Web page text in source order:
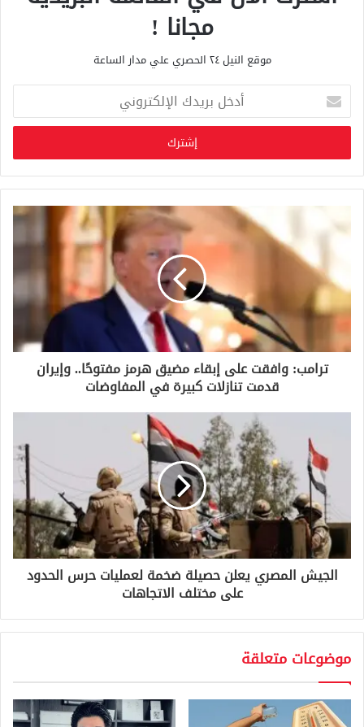
مجانا !
موقع النيل ٢٤ الحصري علي مدار الساعة
خ
ب
ر
ي
ك
ل
ك
ت
ر
ترامب: وافقت على إبقاء مضيق هرمز مفتوحًا.. وإيران
قدمت تنازلات كبيرة في المفاوضات
الجيش المصري يعلن حصيلة ضخمة لعمليات حرس الحدود
على مختلف الاتجاهات
موضوعات متعلقة